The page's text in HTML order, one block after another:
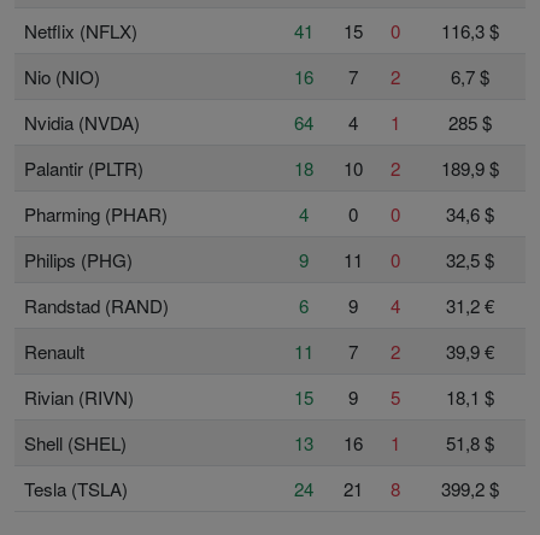
Netflix (NFLX)
41 15 0
116,3 $
Nio (NIO)
16 7 2
6,7 $
Nvidia (NVDA)
64 4 1
285 $
Palantir (PLTR)
18 10 2
189,9 $
Pharming (PHAR)
4 0 0
34,6 $
Philips (PHG)
9 11 0
32,5 $
Randstad (RAND)
6 9 4
31,2 €
Renault
11 7 2
39,9 €
Rivian (RIVN)
15 9 5
18,1 $
Shell (SHEL)
13 16 1
51,8 $
Tesla (TSLA)
24 21 8 399,2 $